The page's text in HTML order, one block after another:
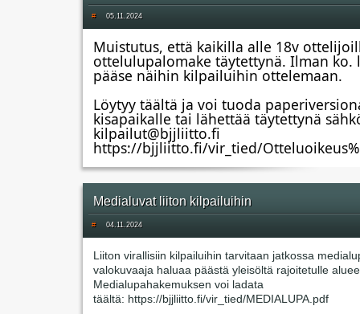
# 05.11.2024
Muistutus, että kaikilla alle 18v
ottelulupalomake täytettynä. Ilman ko.
pääse näihin kilpailuihin ottelemaan.
Löytyy täältä ja voi tuoda
kisapaikalle tai lähettää täytettynä
kilpailut@bjjliitto.fi
https://bjjliitto.fi/vir_tied/
Medialuvat liiton kilpailuihin
# 04.11.2024
Liiton virallisiin kilpailuihin tarvitaan jatkossa
valokuvaaja haluaa päästä yleisöltä rajoitetulle
Medialupahakemuksen voi ladata
täältä: https://bjjliitto.fi/vir_tied/MEDIALUPA.pdf